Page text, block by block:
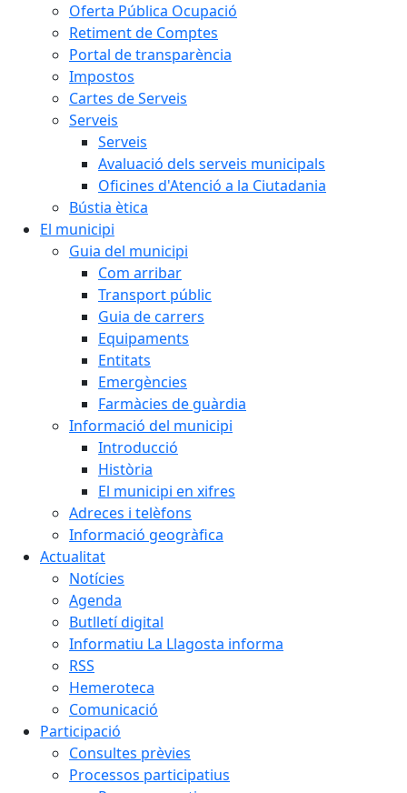
Oferta Pública Ocupació
Retiment de Comptes
Portal de transparència
Impostos
Cartes de Serveis
Serveis
Serveis
Avaluació dels serveis municipals
Oficines d'Atenció a la Ciutadania
Bústia ètica
El municipi
Guia del municipi
Com arribar
Transport públic
Guia de carrers
Equipaments
Entitats
Emergències
Farmàcies de guàrdia
Informació del municipi
Introducció
Història
El municipi en xifres
Adreces i telèfons
Informació geogràfica
Actualitat
Notícies
Agenda
Butlletí digital
Informatiu La Llagosta informa
RSS
Hemeroteca
Comunicació
Participació
Consultes prèvies
Processos participatius